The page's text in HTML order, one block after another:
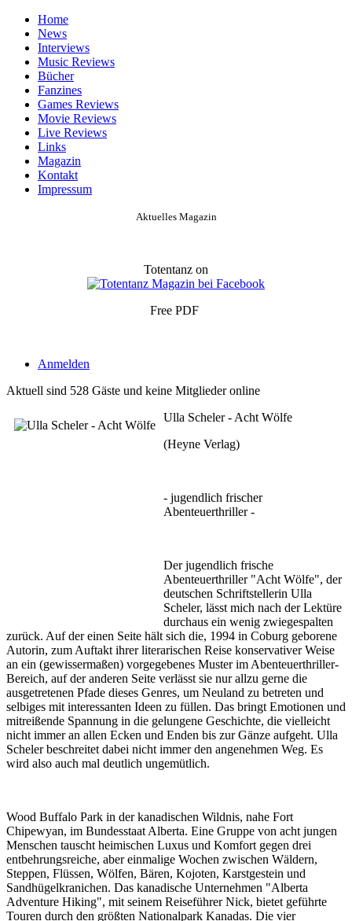
Home
News
Interviews
Music Reviews
Bücher
Fanzines
Games Reviews
Movie Reviews
Live Reviews
Links
Magazin
Kontakt
Impressum
Aktuelles Magazin
Totentanz on
Free PDF
Anmelden
Aktuell sind 528 Gäste und keine Mitglieder online
Ulla Scheler - Acht Wölfe
(Heyne Verlag)
- jugendlich frischer
Abenteuerthriller -
Der jugendlich frische
Abenteuerthriller "Acht Wölfe", der
deutschen Schriftstellerin Ulla
Scheler, lässt mich nach der Lektüre
durchaus ein wenig zwiegespalten
zurück. Auf der einen Seite hält sich die, 1994 in Coburg geborene
Autorin, zum Auftakt ihrer literarischen Reise konservativer Weise
an ein (gewissermaßen) vorgegebenes Muster im Abenteuerthriller-
Bereich, auf der anderen Seite verlässt sie nur allzu gerne die
ausgetretenen Pfade dieses Genres, um Neuland zu betreten und
selbiges mit interessanten Ideen zu füllen. Das bringt Emotionen und
mitreißende Spannung in die gelungene Geschichte, die vielleicht
nicht immer an allen Ecken und Enden bis zur Gänze aufgeht. Ulla
Scheler beschreitet dabei nicht immer den angenehmen Weg. Es
wird also auch mal deutlich ungemütlich.
Wood Buffalo Park in der kanadischen Wildnis, nahe Fort
Chipewyan, im Bundesstaat Alberta. Eine Gruppe von acht jungen
Menschen tauscht heimischen Luxus und Komfort gegen drei
entbehrungsreiche, aber einmalige Wochen zwischen Wäldern,
Steppen, Flüssen, Wölfen, Bären, Kojoten, Karstgestein und
Sandhügelkranichen. Das kanadische Unternehmen "Alberta
Adventure Hiking", mit seinem Reiseführer Nick, bietet geführte
Touren durch den größten Nationalpark Kanadas. Die vier